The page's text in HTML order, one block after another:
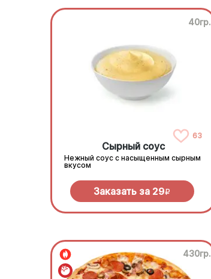
40гр.
63
Сырный соус
Нежный соус с насыщенным сырным
вкусом
Заказать за 29R
430гр.